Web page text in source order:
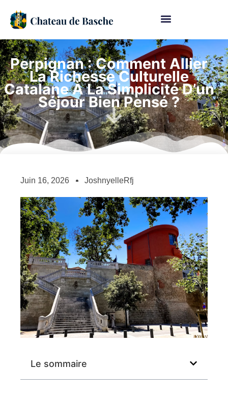
Perpignan : Comment Allier
La Richesse Culturelle
Catalane À La Simplicité D’un
Séjour Bien Pensé ?
Juin 16, 2026 JoshnyelleRfj
Le sommaire